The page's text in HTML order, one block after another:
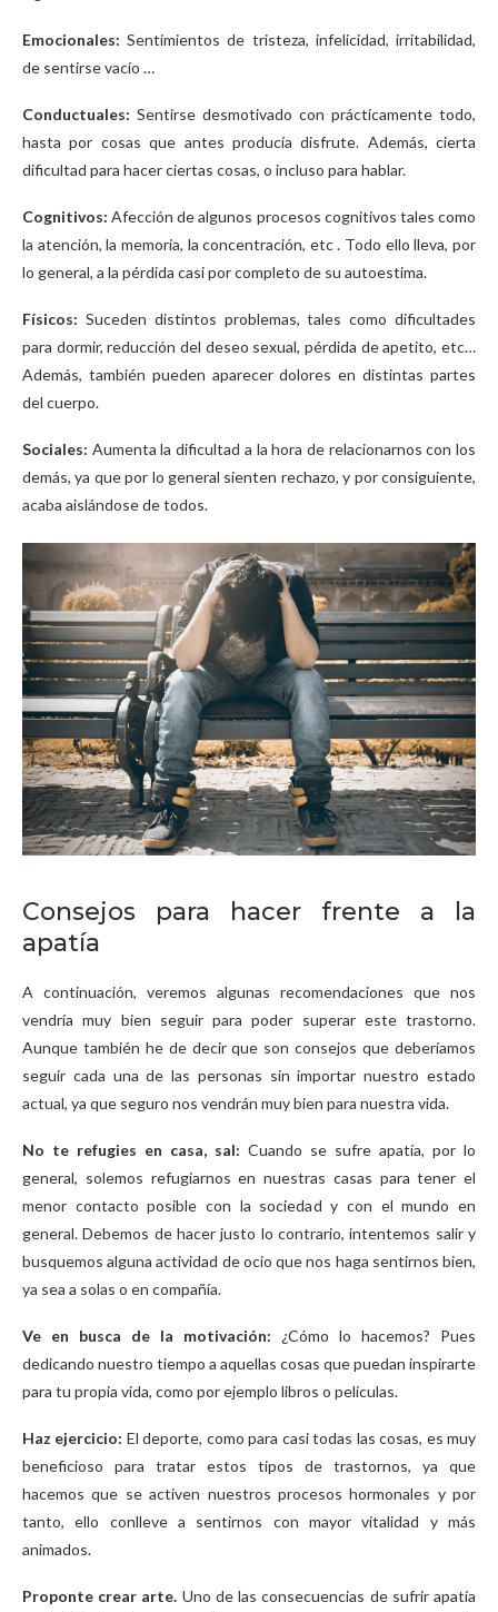
Emocionales: Sentimientos de tristeza, infelicidad, irritabilidad,
de sentirse vacío …
Conductuales: Sentirse desmotivado con prácticamente todo,
hasta por cosas que antes producía disfrute. Además, cierta
dificultad para hacer ciertas cosas, o incluso para hablar.
Cognitivos: Afección de algunos procesos cognitivos tales como
la atención, la memoria, la concentración, etc . Todo ello lleva, por
lo general, a la pérdida casi por completo de su autoestima.
Físicos: Suceden distintos problemas, tales como dificultades
para dormir, reducción del deseo sexual, pérdida de apetito, etc…
Además, también pueden aparecer dolores en distintas partes
del cuerpo.
Sociales: Aumenta la dificultad a la hora de relacionarnos con los
demás, ya que por lo general sienten rechazo, y por consiguiente,
acaba aislándose de todos.
Consejos para hacer frente a la
apatía
A continuación, veremos algunas recomendaciones que nos
vendría muy bien seguir para poder superar este trastorno.
Aunque también he de decir que son consejos que deberíamos
seguir cada una de las personas sin importar nuestro estado
actual, ya que seguro nos vendrán muy bien para nuestra vida.
No te refugies en casa, sal: Cuando se sufre apatía, por lo
general, solemos refugiarnos en nuestras casas para tener el
menor contacto posible con la sociedad y con el mundo en
general. Debemos de hacer justo lo contrario, intentemos salir y
busquemos alguna actividad de ocio que nos haga sentirnos bien,
ya sea a solas o en compañía.
Ve en busca de la motivación: ¿Cómo lo hacemos? Pues
dedicando nuestro tiempo a aquellas cosas que puedan inspirarte
para tu propia vida, como por ejemplo libros o películas.
Haz ejercicio: El deporte, como para casi todas las cosas, es muy
beneficioso para tratar estos tipos de trastornos, ya que
hacemos que se activen nuestros procesos hormonales y por
tanto, ello conlleve a sentirnos con mayor vitalidad y más
animados.
Proponte crear arte. Uno de las consecuencias de sufrir apatía